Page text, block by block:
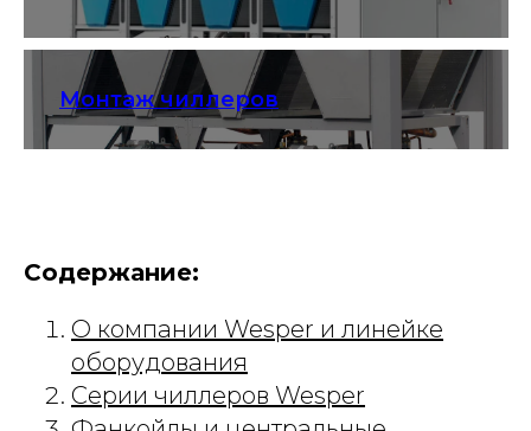
Монтаж чиллеров
Содержание:
О компании Wesper и линейке
оборудования
Серии чиллеров Wesper